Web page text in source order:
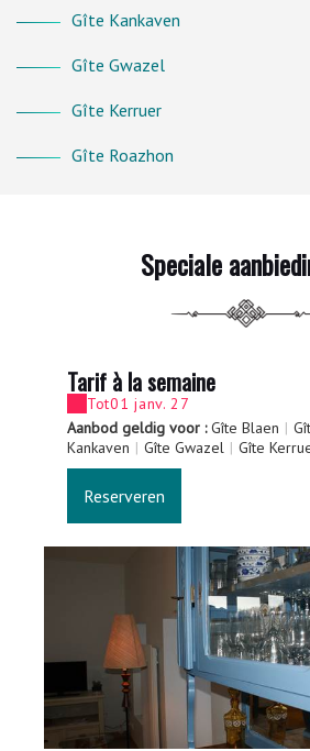
Gîte Kankaven
Gîte Gwazel
Gîte Kerruer
Gîte Roazhon
Speciale
Tarif à la semaine
Tot01 janv. 27
Aanbod geldig voor :Gîte Blaen |
Kankaven | Gîte Gwazel | Gîte
Reserveren